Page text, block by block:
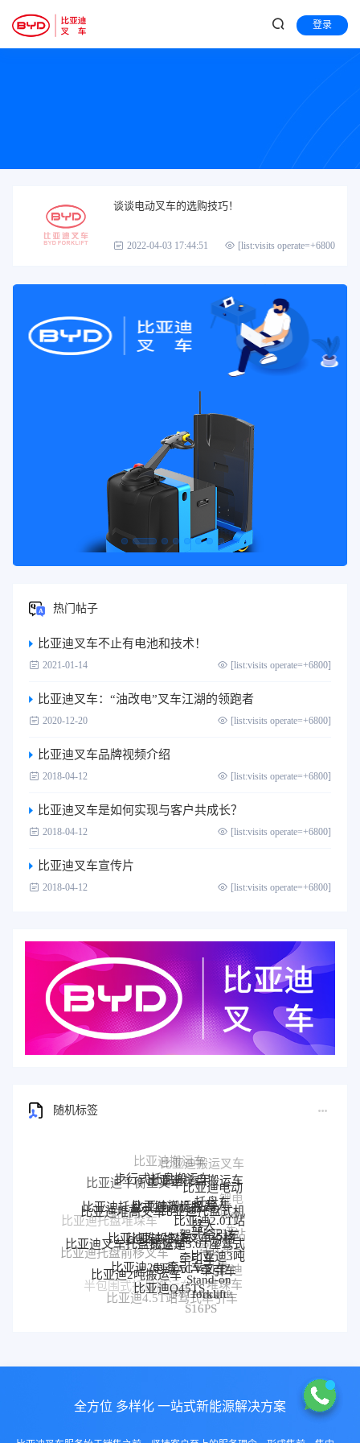
登录
谈谈电动叉车的选购技巧！
2022-04-03 17:44:51 [list:visits operate=+6800]
热门帖子
比亚迪叉车不止有电池和技术！
2021-01-14 [list:visits operate=+6800]
比亚迪叉车：“油改电”叉车江湖的领跑者
2020-12-20 [list:visits operate=+6800]
比亚迪叉车品牌视频介绍
2018-04-12 [list:visits operate=+6800]
比亚迪叉车是如何实现与客户共成长？
2018-04-12 [list:visits operate=+6800]
比亚迪叉车宣传片
2018-04-12 [list:visits operate=+6800]
随机标签
比亚迪平衡重叉车
步行式托盘搬运车
比亚迪托盘搬运车
比亚迪电动
托盘车锂电
搬运
车
比亚迪托盘堆垛车
比亚迪堆高叉车
比亚迪托盘式搬运机器人
比亚迪搬运机器人
比亚迪托盘式机
器人
比亚迪2.0T站
驾式牵引车
比亚迪站
驾式牵引
车
比亚迪托盘前移叉车
比亚迪叉车托盘搬运车
比亚迪堆垛叉车
比亚迪堆垛叉车价格
比亚迪3.0T座驾式
牵引车
比亚迪3吨
牵引车
比亚迪
堆垛车
比亚迪
P30S
比亚迪仓储叉车
半包围式托盘搬运车
比亚迪2吨搬运车
比亚迪25T牵引车
电动AGV叉车
Stand-on
forklift
BYD forklift
S16PS
比亚迪4.5T站驾式牵引车
比亚迪Q45TS
全方位 多样化 一站式新能源解决方案